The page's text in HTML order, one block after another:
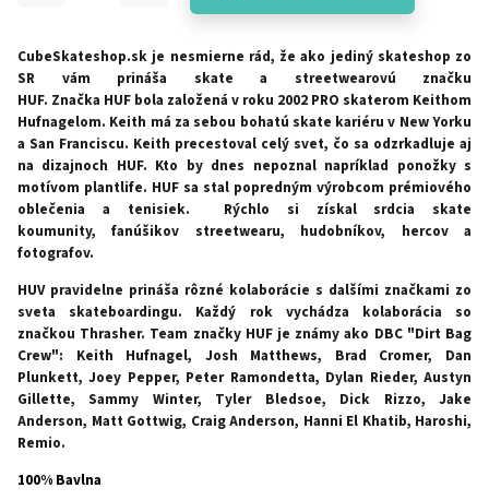
CubeSkateshop.sk je nesmierne rád, že ako jediný skateshop zo
SR vám prináša skate a streetwearovú značku
HUF. Značka HUF bola založená v roku 2002 PRO skaterom Keithom
Hufnagelom. Keith má za sebou bohatú skate kariéru v New Yorku
a San Franciscu. Keith precestoval celý svet, čo sa odzrkadluje aj
na dizajnoch HUF. Kto by dnes nepoznal napríklad ponožky s
motívom plantlife. HUF sa stal popredným výrobcom prémiového
oblečenia a tenisiek. Rýchlo si získal srdcia skate
koumunity, fanúšikov streetwearu, hudobníkov, hercov a
fotografov.
HUV pravidelne prináša rôzné kolaborácie s dalšími značkami zo
sveta skateboardingu. Každý rok vychádza kolaborácia so
značkou Thrasher. Team značky HUF je známy ako DBC "Dirt Bag
Crew": Keith Hufnagel, Josh Matthews, Brad Cromer, Dan
Plunkett, Joey Pepper, Peter Ramondetta, Dylan Rieder, Austyn
Gillette, Sammy Winter, Tyler Bledsoe, Dick Rizzo, Jake
Anderson, Matt Gottwig, Craig Anderson, Hanni El Khatib, Haroshi,
Remio.
100% Bavlna